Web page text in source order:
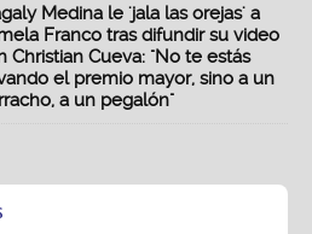
Medina le 'jala las orejas' a
Franco tras difundir su video
Christian Cueva: "No te estás
el premio mayor, sino a un
a un pegalón"